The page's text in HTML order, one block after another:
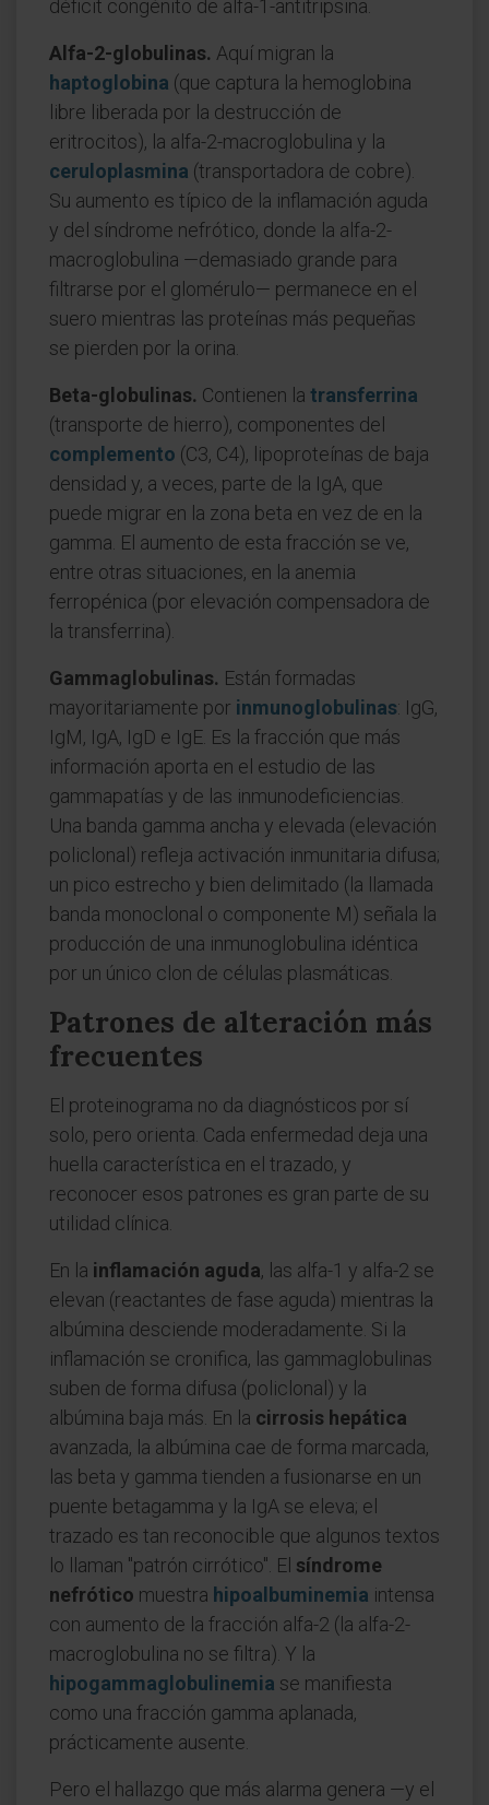
déficit congénito de alfa-1-antitripsina.
Alfa-2-globulinas. Aquí migran la
haptoglobina (que captura la hemoglobina
libre liberada por la destrucción de
eritrocitos), la alfa-2-macroglobulina y la
ceruloplasmina (transportadora de cobre).
Su aumento es típico de la inflamación aguda
y del síndrome nefrótico, donde la alfa-2-
macroglobulina —demasiado grande para
filtrarse por el glomérulo— permanece en el
suero mientras las proteínas más pequeñas
se pierden por la orina.
Beta-globulinas. Contienen la transferrina
(transporte de hierro), componentes del
complemento (C3, C4), lipoproteínas de baja
densidad y, a veces, parte de la IgA, que
puede migrar en la zona beta en vez de en la
gamma. El aumento de esta fracción se ve,
entre otras situaciones, en la anemia
ferropénica (por elevación compensadora de
la transferrina).
Gammaglobulinas. Están formadas
mayoritariamente por inmunoglobulinas: IgG,
IgM, IgA, IgD e IgE. Es la fracción que más
información aporta en el estudio de las
gammapatías y de las inmunodeficiencias.
Una banda gamma ancha y elevada (elevación
policlonal) refleja activación inmunitaria difusa;
un pico estrecho y bien delimitado (la llamada
banda monoclonal o componente M) señala la
producción de una inmunoglobulina idéntica
por un único clon de células plasmáticas.
Patrones de alteración más
frecuentes
El proteinograma no da diagnósticos por sí
solo, pero orienta. Cada enfermedad deja una
huella característica en el trazado, y
reconocer esos patrones es gran parte de su
utilidad clínica.
En la inflamación aguda, las alfa-1 y alfa-2 se
elevan (reactantes de fase aguda) mientras la
albúmina desciende moderadamente. Si la
inflamación se cronifica, las gammaglobulinas
suben de forma difusa (policlonal) y la
albúmina baja más. En la cirrosis hepática
avanzada, la albúmina cae de forma marcada,
las beta y gamma tienden a fusionarse en un
puente betagamma y la IgA se eleva; el
trazado es tan reconocible que algunos textos
lo llaman "patrón cirrótico". El síndrome
nefrótico muestra hipoalbuminemia intensa
con aumento de la fracción alfa-2 (la alfa-2-
macroglobulina no se filtra). Y la
hipogammaglobulinemia se manifiesta
como una fracción gamma aplanada,
prácticamente ausente.
Pero el hallazgo que más alarma genera —y el